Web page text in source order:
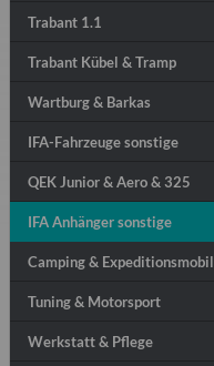
Trabant 1.1
Trabant Kübel & Tramp
Wartburg & Barkas
IFA-Fahrzeuge sonstige
QEK Junior & Aero & 325
IFA Anhänger sonstige
Camping & Expeditionsmobil
Tuning & Motorsport
Werkstatt & Pflege